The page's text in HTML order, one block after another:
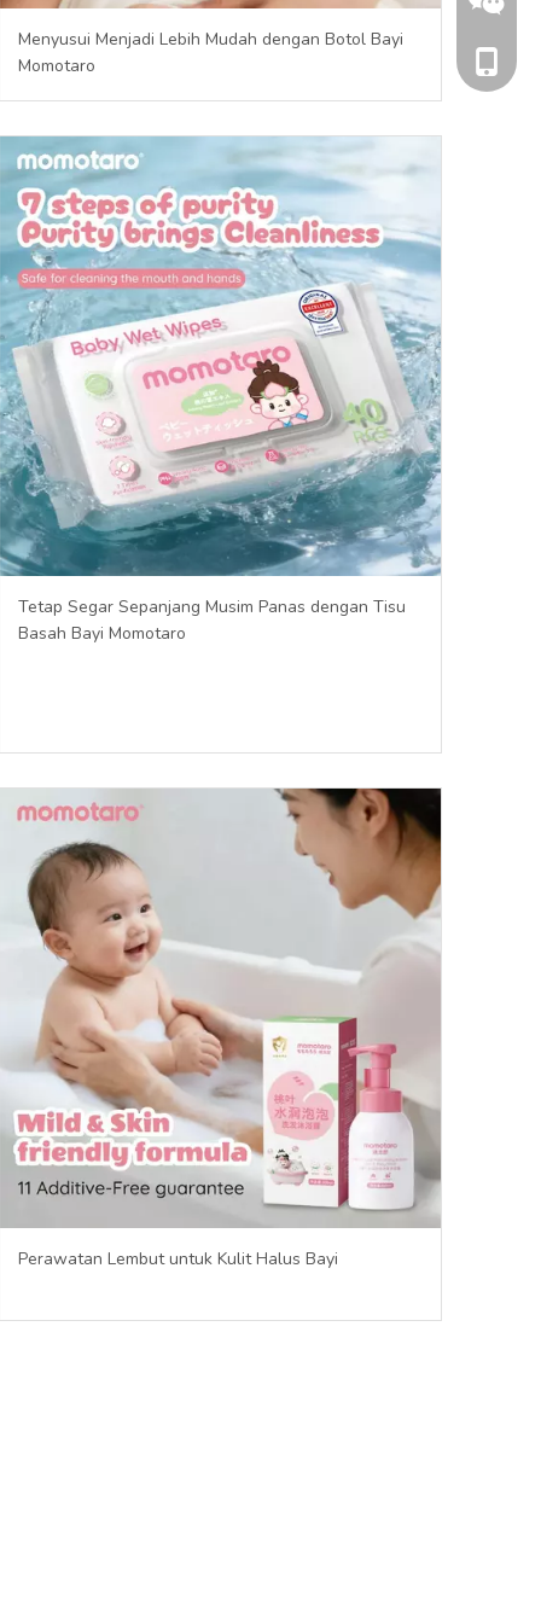
Menyusui Menjadi Lebih Mudah dengan Botol Bayi
Momotaro
Tetap Segar Sepanjang Musim Panas dengan Tisu
Basah Bayi Momotaro
Perawatan Lembut untuk Kulit Halus Bayi
+86